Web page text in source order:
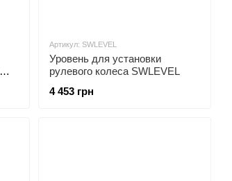
Артикул: SWLEVEL
Уровень для установки
рулевого колеса SWLEVEL
4 453 грн